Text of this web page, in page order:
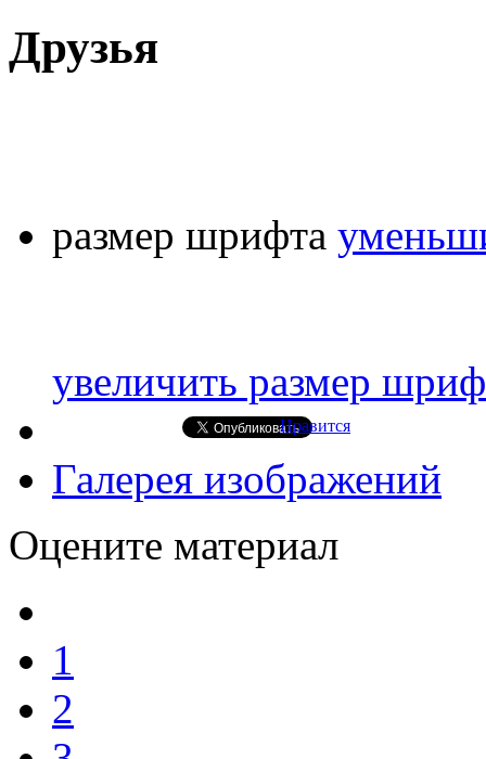
Друзья
размер шрифта
увеличить размер
Нравится
Галерея изображений
Оцените материал
1
2